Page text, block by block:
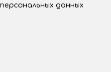
персональных данных